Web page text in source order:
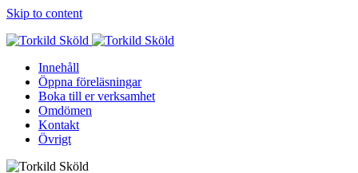
Skip to content
Innehåll
Öppna föreläsningar
Boka till er verksamhet
Omdömen
Kontakt
Övrigt